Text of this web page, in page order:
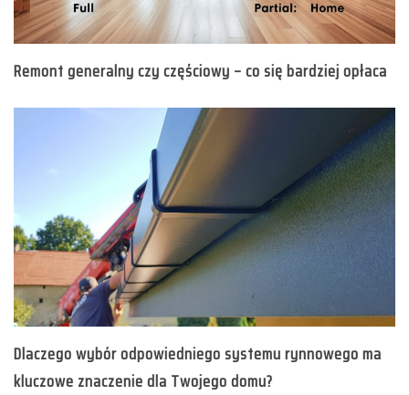
Remont generalny czy częściowy – co się bardziej opłaca
Dlaczego wybór odpowiedniego systemu rynnowego ma
kluczowe znaczenie dla Twojego domu?